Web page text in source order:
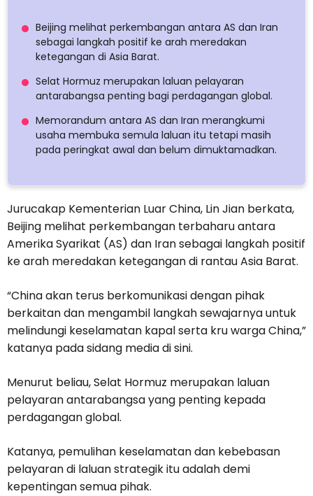
Beijing melihat perkembangan antara AS dan Iran
sebagai langkah positif ke arah meredakan
ketegangan di Asia Barat.
Selat Hormuz merupakan laluan pelayaran
antarabangsa penting bagi perdagangan global.
Memorandum antara AS dan Iran merangkumi
usaha membuka semula laluan itu tetapi masih
pada peringkat awal dan belum dimuktamadkan.
Jurucakap Kementerian Luar China, Lin Jian berkata,
Beijing melihat perkembangan terbaharu antara
Amerika Syarikat (AS) dan Iran sebagai langkah positif
ke arah meredakan ketegangan di rantau Asia Barat.
“China akan terus berkomunikasi dengan pihak
berkaitan dan mengambil langkah sewajarnya untuk
melindungi keselamatan kapal serta kru warga China,”
katanya pada sidang media di sini.
Menurut beliau, Selat Hormuz merupakan laluan
pelayaran antarabangsa yang penting kepada
perdagangan global.
Katanya, pemulihan keselamatan dan kebebasan
pelayaran di laluan strategik itu adalah demi
kepentingan semua pihak.